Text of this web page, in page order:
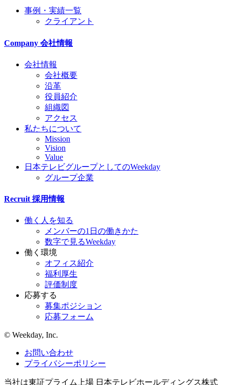
事例・実績一覧
クライアント
Company 会社情報
会社情報
会社概要
沿革
役員紹介
組織図
アクセス
私たちについて
Mission
Vision
Value
日本テレビグループとしてのWeekday
グループ企業
Recruit 採用情報
働く人を知る
メンバーの1日の働きかた
数字で見るWeekday
働く環境
オフィス紹介
福利厚生
評価制度
応募する
募集ポジション
応募フォーム
©︎ Weekday, Inc.
お問い合わせ
プライバシーポリシー
当社は東証プライム上場 日本テレビホールディングス株式